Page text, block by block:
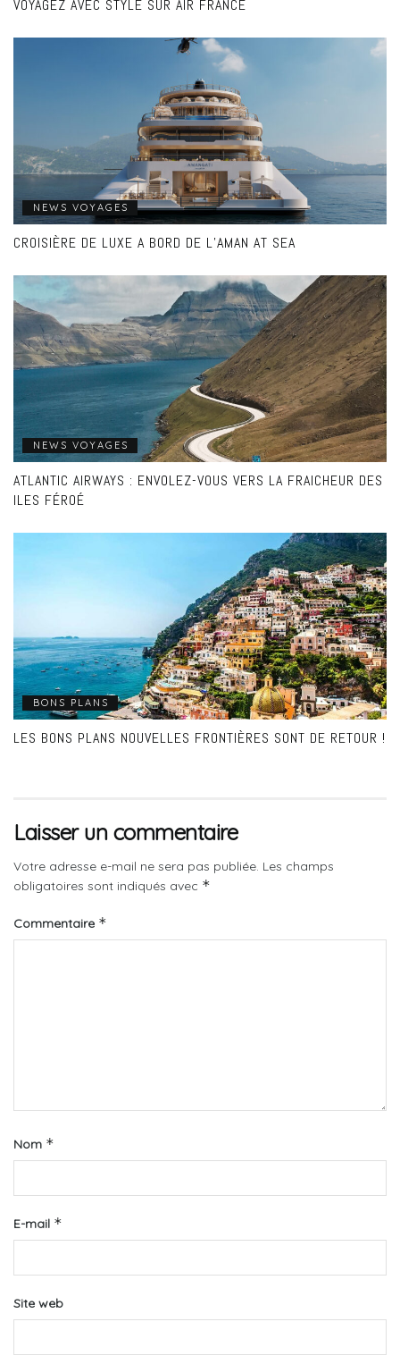
VOYAGEZ AVEC STYLE SUR AIR FRANCE
NEWS VOYAGES
CROISIÈRE DE LUXE A BORD DE L’AMAN AT SEA
NEWS VOYAGES
ATLANTIC AIRWAYS : ENVOLEZ-VOUS VERS LA FRAICHEUR DES
ILES FÉROÉ
BONS PLANS
LES BONS PLANS NOUVELLES FRONTIÈRES SONT DE RETOUR !
Laisser un commentaire
Votre adresse e-mail ne sera pas publiée. Les champs
obligatoires sont indiqués avec *
Commentaire *
Nom *
E-mail *
Site web